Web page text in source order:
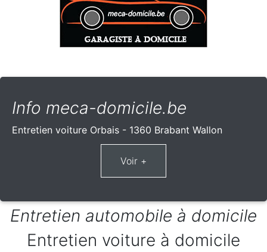
Info meca-domicile.be
Entretien voiture Orbais - 1360 Brabant Wallon
Entretien automobile à domicile
Entretien voiture à domicile